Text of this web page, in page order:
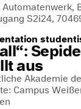
Automatenwerk,
S2i24,
aus
Akademie
Campus